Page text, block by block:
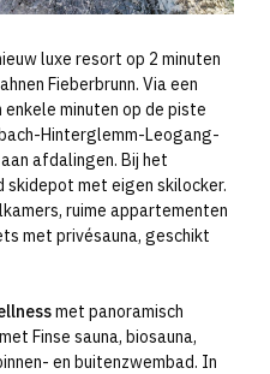
luxe resort op 2 minuten
Fieberbrunn. Via een
minuten op de piste
Hinterglemm-Leogang-
afdalingen. Bij het
met eigen skilocker.
ruime appartementen
met privésauna, geschikt
met panoramisch
Finse sauna, biosauna,
en buitenzwembad. In